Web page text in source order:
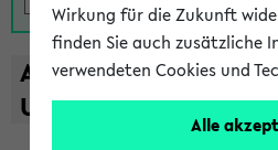
A B C D E F G H I J K
U
V W X
Wirkung für die Zukunft
finden Sie auch zusätzliche
verwendeten Cookies und
Alle